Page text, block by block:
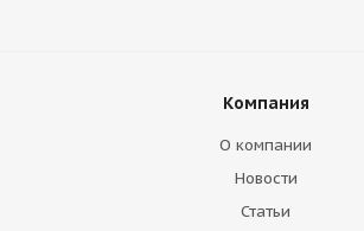
Компания
О компании
Новости
Статьи